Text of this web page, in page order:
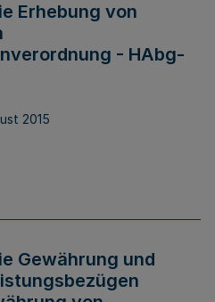
Erhebung von
- HAbg-
2015
Gewährung und